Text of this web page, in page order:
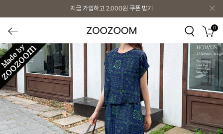
지금 가입하고 2,000원 쿠폰 받기
0